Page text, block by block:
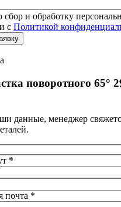
сбор и обработку
с Политикой
поворотного 65°
данные, менеджер
*
почта *